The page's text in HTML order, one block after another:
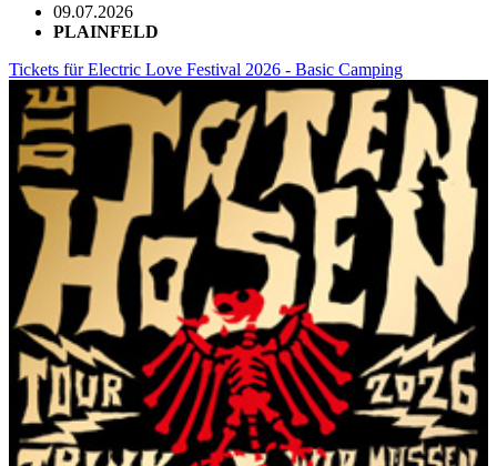
09.07.2026
PLAINFELD
Tickets für Electric Love Festival 2026 - Basic Camping